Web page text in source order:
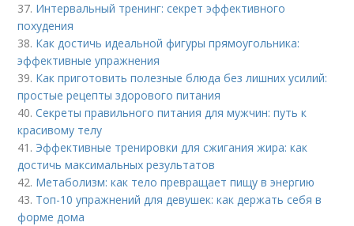
37. Интервальный тренинг: секрет эффективного
похудения
38. Как достичь идеальной фигуры прямоугольника:
эффективные упражнения
39. Как приготовить полезные блюда без лишних усилий:
простые рецепты здорового питания
40.Секреты правильного питания для мужчин: путь к
красивому телу
41. Эффективные тренировки для сжигания жира: как
достичь максимальных результатов
42. Метаболизм: как тело превращает пищу в энергию
43. Топ-10 упражнений для девушек: как держать себя в
форме дома